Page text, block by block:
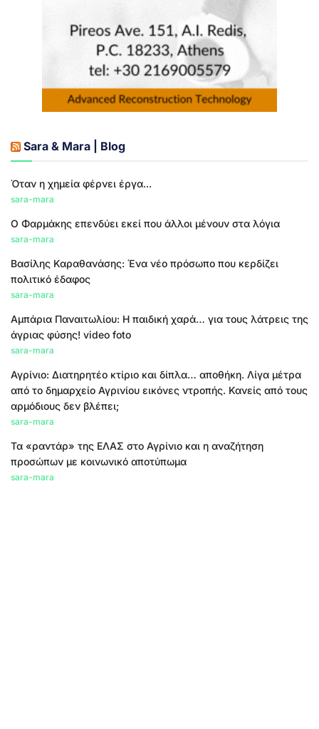
Sara & Mara | Blog
Όταν η χημεία φέρνει έργα...
sara-mara
Ο Φαρμάκης επενδύει εκεί που άλλοι μένουν στα λόγια
sara-mara
Βασίλης Καραθανάσης: Ένα νέο πρόσωπο που κερδίζει
πολιτικό έδαφος
sara-mara
Αμπάρια Παναιτωλίου: Η παιδική χαρά… για τους λάτρεις της
άγριας φύσης! video foto
sara-mara
Αγρίνιο: Διατηρητέο κτίριο και δίπλα… αποθήκη. Λίγα μέτρα
από το δημαρχείο Αγρινίου εικόνες ντροπής. Κανείς από τους
αρμόδιους δεν βλέπει;
sara-mara
Τα «ραντάρ» της ΕΛΑΣ στο Αγρίνιο και η αναζήτηση
προσώπων με κοινωνικό αποτύπωμα
sara-mara